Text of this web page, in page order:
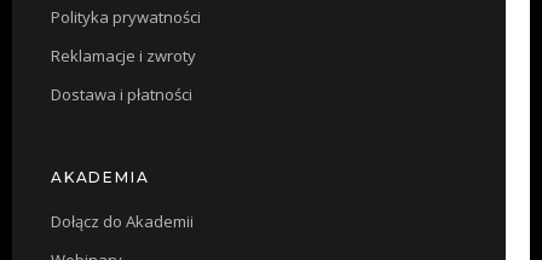
Polityka prywatności
Reklamacje i zwroty
Dostawa i płatności
AKADEMIA
Dołącz do Akademii